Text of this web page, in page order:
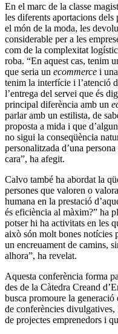
En el marc de la classe
les diferents aportacions dels
el món de la moda, les
considerable per a les
com de la complexitat
roba. “En aquest cas, tenim
que seria un ecommerce i
tenim la interfície i l’atenció
l’entrega del servei que és
principal diferència amb un
parlar amb un estilista, de
proposta a mida i que
no sigui la conseqüència
personalitzada d’una
cara”, ha afegit.
Calvo també ha abordat la
persones que valoren o
humana en la prestació
és eficiència al màxim?” ha
potser hi ha activitats en les
això són molt bones notícies
un encreuament de camins,
alhora”, ha revelat.
Aquesta conferència forma
des de la Càtedra Creand
busca promoure la
de conferències
de projectes emprenedors i